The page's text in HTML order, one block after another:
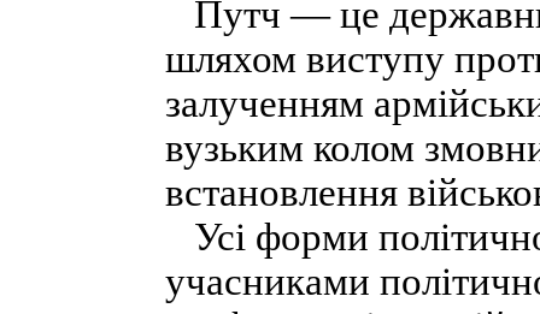
Путч — це
шляхом виступу
залученням
вузьким колом
встановлення
Усі форми
учасниками